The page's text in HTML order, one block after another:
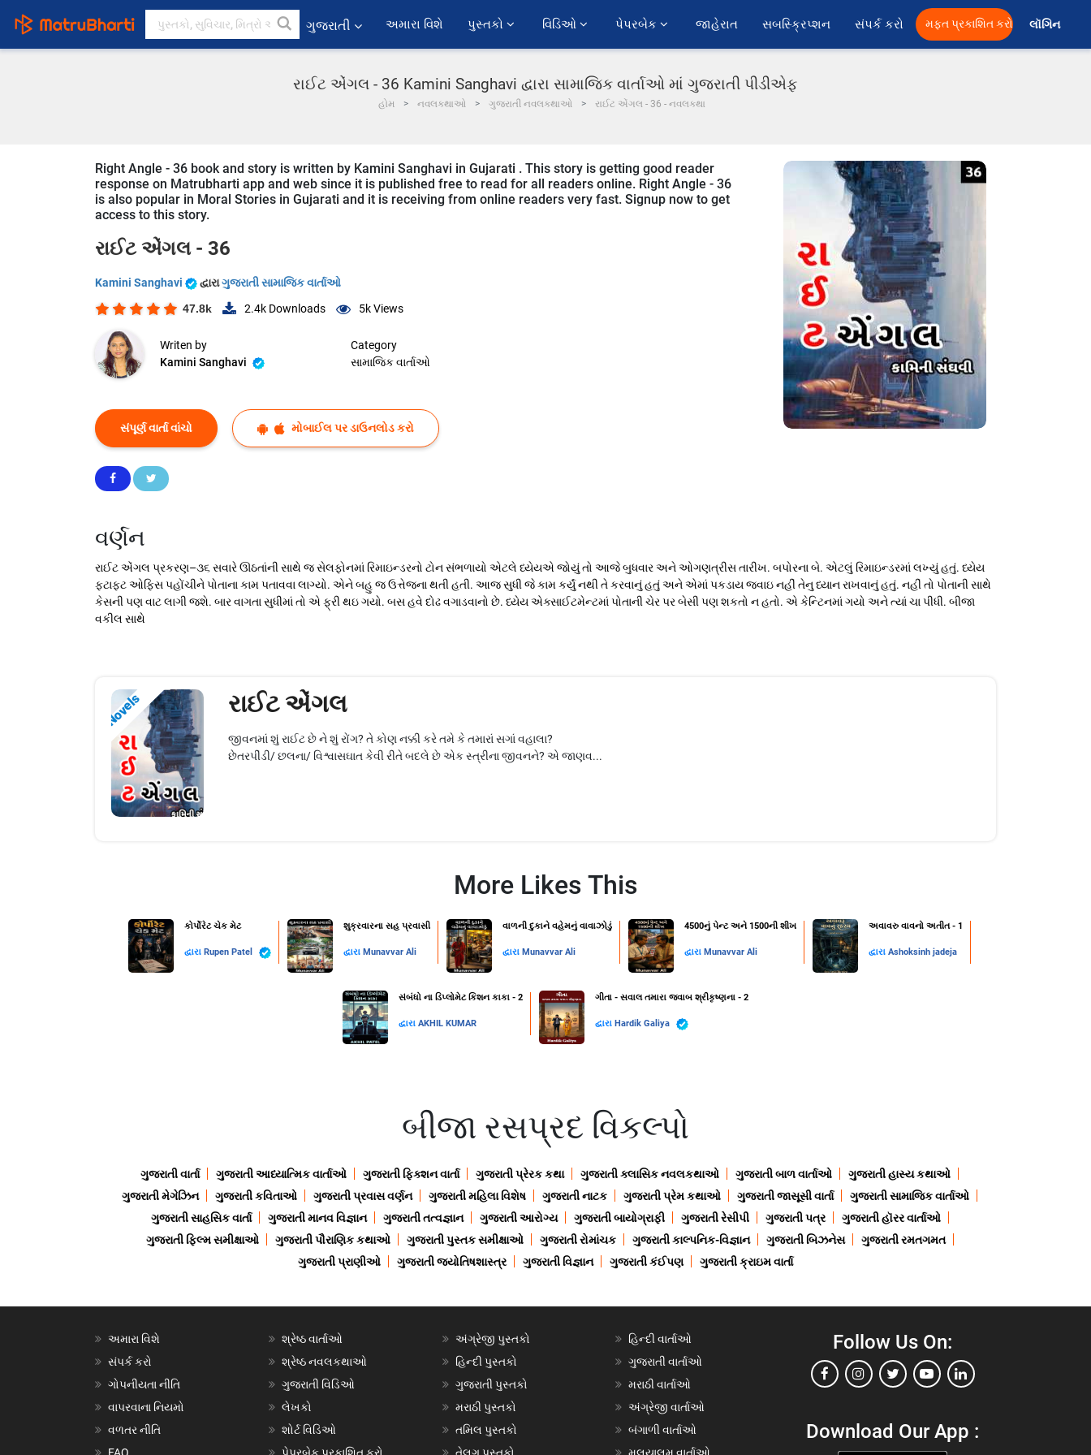
ગુજરાતી અમારા વિશે પુસ્તકો વિડિઓ પેપરબેક જાહેરાત સબસ્ક્રિપ્શન સંપર્ક કરો મફત પ્રકાશિત કરો લૉગિન
રાઈટ એંગલ - 36 Kamini Sanghavi દ્વારા સામાજિક વાર્તાઓ માં ગુજરાતી પીડીએફ
હોમ નવલકથાઓ ગુજરાતી નવલકથાઓ રાઈટ એંગલ - 36 - નવલકથા
Right Angle - 36 book and story is written by Kamini Sanghavi in Gujarati . This story is getting good reader
response on Matrubharti app and web since it is published free to read for all readers online. Right Angle - 36
is also popular in Moral Stories in Gujarati and it is receiving from online readers very fast. Signup now to get
access to this story.
રાઈટ એંગલ - 36
Kamini Sanghavi દ્વારાગુજરાતી સામાજિક વાર્તાઓ
47.8k 2.4k Downloads 5kViews
Writen by
Kamini Sanghavi
Category
સામાજિક વાર્તાઓ
સંપૂર્ણ વાર્તા વાંચો મોબાઈલ પર ડાઉનલોડ કરો
વર્ણન
રાઈટ એંગલ પ્રકરણ–૩૬ સવારે ઊઠતાંની સાથે જ સેલફોનમાં રિમાઇન્ડરનો ટોન સંભળાયો એટલે ધ્યેયએ જોયું તો આજે બુધવાર અને ઓગણત્રીસ તારીખ. બપોરના બે. એટલું રિમાઇન્ડરમાં લખ્યું હતું. ધ્યેય
ફટાફટ ઓફિસ પહોંચીને પોતાના કામ પતાવવા લાગ્યો. એને બહુ જ ઉત્તેજના થતી હતી. આજ સુધી જે કામ કર્યું નથી તે કરવાનું હતું અને એમાં પકડાય જવાઇ નહીં તેનુ ધ્યાન રાખવાનું હતું. નહીં તો પોતાની સાથે
કેસની પણ વાટ લાગી જશે. બાર વાગતા સુધીમાં તો એ ફ્રી થઇ ગયો. બસ હવે દોઢ વગાડવાનો છે. ધ્યેય એક્સાઈટમેન્ટમાં પોતાની ચેર પર બેસી પણ શકતો ન હતો. એ કેન્ટિનમાં ગયો અને ત્યાં ચા પીધી. બીજા
વકીલ સાથે
Novels રાઈટ એંગલ
જીવનમાં શું રાઈટ છે ને શું રોંગ? તે કોણ નક્કી કરે તમે કે તમારાં સગાં વહાલા?
છેતરપીંડી/ છલના/ વિશ્વાસઘાત કેવી રીતે બદલે છે એક સ્ત્રીના જીવનને? એ જાણવ...
More Likes This
કોર્પોરેટ ચેક મેટ
દ્વારા Rupen Patel
શુક્રવારના સહ પ્રવાસી
દ્વારા Munavvar Ali
વાળની દુકાને વહેમનું વાવાઝોડું
દ્વારા Munavvar Ali
4500નું પેન્ટ અને 1500ની શીખ
દ્વારા Munavvar Ali
અવાવરુ વાવનો અતીત - 1
દ્વારા Ashoksinh jadeja
સંબંધો ના ડિપ્લોમેટ કિશન કાકા - 2
દ્વારા AKHIL KUMAR
ગીતા - સવાલ તમારા જવાબ શ્રીકૃષ્ણના - 2
દ્વારા Hardik Galiya
બીજા રસપ્રદ વિકલ્પો
ગુજરાતી વાર્તા ગુજરાતી આધ્યાત્મિક વાર્તાઓ ગુજરાતી ફિક્શન વાર્તા ગુજરાતી પ્રેરક કથા ગુજરાતી ક્લાસિક નવલકથાઓ ગુજરાતી બાળ વાર્તાઓ
ગુજરાતી હાસ્ય કથાઓ
ગુજરાતી મેગેઝિન
ગુજરાતી કવિતાઓ ગુજરાતી પ્રવાસ વર્ણન ગુજરાતી મહિલા વિશેષ ગુજરાતી નાટક ગુજરાતી પ્રેમ કથાઓ ગુજરાતી જાસૂસી વાર્તા
ગુજરાતી સામાજિક વાર્તાઓ
ગુજરાતી સાહસિક વાર્તા
ગુજરાતી માનવ વિજ્ઞાન ગુજરાતી તત્વજ્ઞાન ગુજરાતી આરોગ્ય ગુજરાતી બાયોગ્રાફી ગુજરાતી રેસીપી ગુજરાતી પત્ર
ગુજરાતી હૉરર વાર્તાઓ
ગુજરાતી ફિલ્મ સમીક્ષાઓ
ગુજરાતી પૌરાણિક કથાઓ ગુજરાતી પુસ્તક સમીક્ષાઓ ગુજરાતી રોમાંચક ગુજરાતી કાલ્પનિક-વિજ્ઞાન ગુજરાતી બિઝનેસ
ગુજરાતી રમતગમત
ગુજરાતી પ્રાણીઓ
ગુજરાતી જ્યોતિષશાસ્ત્ર ગુજરાતી વિજ્ઞાન ગુજરાતી કંઈપણ ગુજરાતી ક્રાઇમ વાર્તા
અમારા વિશે
સંપર્ક કરો
ગોપનીયતા નીતિ
વાપરવાના નિયમો
વળતર નીતિ
શ્રેષ્ઠ વાર્તાઓ
શ્રેષ્ઠ નવલકથાઓ
ગુજરાતી વિડિઓ
લેખકો
શોર્ટ વિડિઓ
અંગ્રેજી પુસ્તકો
હિન્દી પુસ્તકો
ગુજરાતી પુસ્તકો
મરાઠી પુસ્તકો
તમિલ પુસ્તકો
હિન્દી વાર્તાઓ
ગુજરાતી વાર્તાઓ
મરાઠી વાર્તાઓ
અંગ્રેજી વાર્તાઓ
બંગાળી વાર્તાઓ
Follow Us On:
Download Our App :